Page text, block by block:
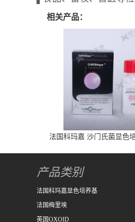
相关产品：
法国科玛嘉 沙门氏菌显色
产品类别
法国科玛嘉显色培养基
法国梅里埃
英国OXOID